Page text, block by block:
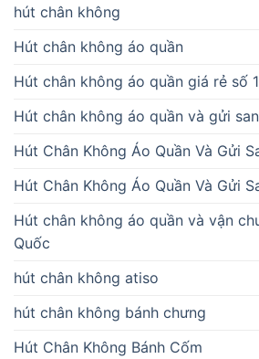
hút chân không
Hút chân không áo quần
Hút chân không áo quần giá rẻ số
Hút chân không áo quần và gửi
Hút Chân Không Áo Quần Và Gửi
Hút Chân Không Áo Quần Và Gửi
Hút chân không áo quần và vận
Quốc
hút chân không atiso
hút chân không bánh chưng
Hút Chân Không Bánh Cốm